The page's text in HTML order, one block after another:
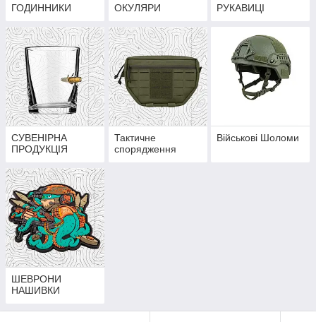
ГОДИННИКИ ОКУЛЯРИ РУКАВИЦІ
СУВЕНІРНА
ПРОДУКЦІЯ
Тактичне
спорядження
Військові Шоломи
ШЕВРОНИ
НАШИВКИ